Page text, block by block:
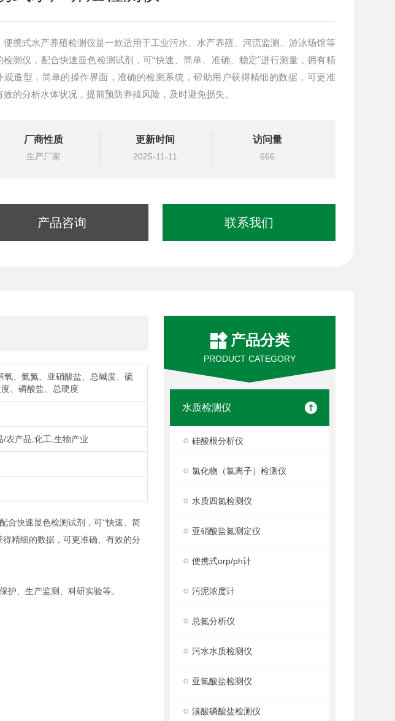
便携式水产养殖检测仪是一款适用于工业污水、水产养殖、河流监测、游泳场馆等
检测仪，配合快速显色检测试剂，可“快速、简单、准确、稳定"进行测量，拥有精
观造型，简单的操作界面，准确的检测系统，帮助用户获得精细的数据，可更准
效的分析水体状况，提前预防养殖风险，及时避免损失。
厂商性质
生产厂家
更新时间
2025-11-11
访问量
666
产品咨询 联系我们
产品分类
PRODUCT CATEGORY
水质检测仪
硅酸根分析仪
氯化物（氯离子）检测仪
水质四氮检测仪
亚硝酸盐氮测定仪
便携式orp/ph计
污泥浓度计
总氮分析仪
污水水质检测仪
亚氯酸盐检测仪
溴酸磷酸盐检测仪
氧、氨氮、亚硝酸盐、总碱度、硫
、磷酸盐、总硬度
/农产品,化工,生物产业
合快速显色检测试剂，可“快速、简
精细的数据，可更准确、有效的分
护、生产监测、科研实验等。